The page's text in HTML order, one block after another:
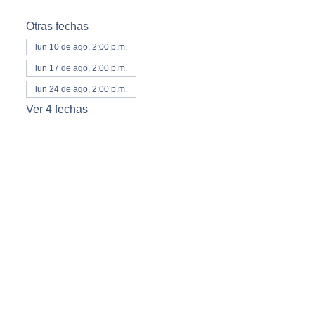
Otras fechas
lun 10 de ago, 2:00 p.m.
lun 17 de ago, 2:00 p.m.
lun 24 de ago, 2:00 p.m.
Ver 4 fechas